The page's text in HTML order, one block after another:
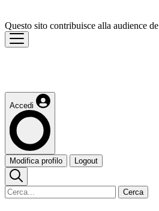
Questo sito contribuisce alla audience de
Accedi
Modifica profilo Logout
Cerca